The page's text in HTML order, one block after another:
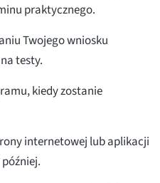
praktycznego.
Twojego wniosku
testy.
kiedy zostanie
internetowej lub aplikacji